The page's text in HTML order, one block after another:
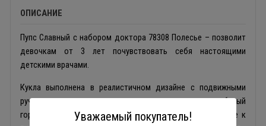
ОПИСАНИЕ
Пупс Славный с набором доктора 78308 Полесье – позволит
девочкам от 3 лет почувствовать себя настоящими
детскими врачами.
Кукла выполнена в реалистичном дизайне с подвижными
ручками и ножками, одета в милое желтое платье в белый
горошек, а на голове повязка с бантиком. В дополнение к
Уважаемый покупатель!